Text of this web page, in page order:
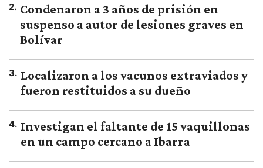
2. Condenaron a 3 años de prisión en
suspenso a autor de lesiones graves en
Bolívar
3. Localizaron a los vacunos extraviados y
fueron restituidos a su dueño
4. Investigan el faltante de 15 vaquillonas
en un campo cercano a Ibarra